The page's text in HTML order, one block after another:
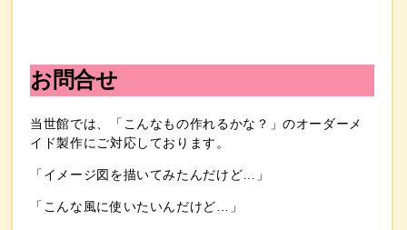
お問合せ
当世館では、「こんなもの作れるかな？」のオーダーメ
イド製作にご対応しております。
「イメージ図を描いてみたんだけど…」
「こんな風に使いたいんだけど…」